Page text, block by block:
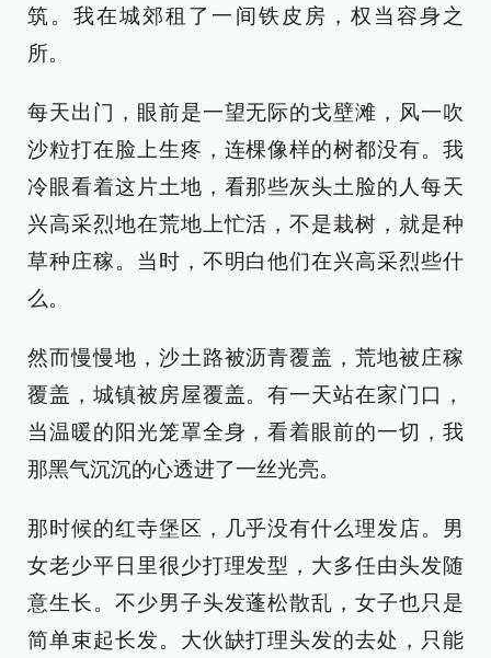
筑。我在城郊租了一间铁皮房，权当容身之
所。
每天出门，眼前是一望无际的戈壁滩，风一吹
沙粒打在脸上生疼，连棵像样的树都没有。我
冷眼看着这片土地，看那些灰头土脸的人每天
兴高采烈地在荒地上忙活，不是栽树，就是种
草种庄稼。当时，不明白他们在兴高采烈些什
么。
然而慢慢地，沙土路被沥青覆盖，荒地被庄稼
覆盖，城镇被房屋覆盖。有一天站在家门口，
当温暖的阳光笼罩全身，看着眼前的一切，我
那黑气沉沉的心透进了一丝光亮。
那时候的红寺堡区，几乎没有什么理发店。男
女老少平日里很少打理发型，大多任由头发随
意生长。不少男子头发蓬松散乱，女子也只是
简单束起长发。大伙缺打理头发的去处，只能